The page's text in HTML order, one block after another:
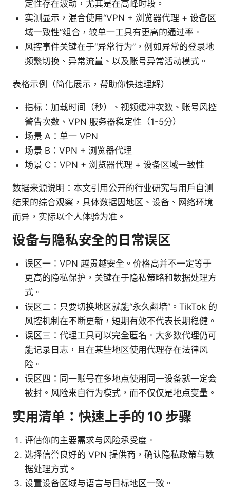
定性存在波动，尤其是在高峰时段。
实测显示，混合使用“VPN + 浏览器代理 + 设备区
域一致性”组合，较单一工具有更高的通过率。
风控事件关键在于“异常行为”，例如异常的登录地
频繁切换、异常流量、以及账号异常活动模式。
表格示例（简化展示，帮助你快速理解）
指标：加载时间（秒）、视频缓冲次数、账号风控
警告次数、VPN 服务器稳定性（1-5分）
场景 A：单一 VPN
场景 B：VPN + 浏览器代理
场景 C：VPN + 浏览器代理 + 设备区域一致性
数据来源说明：本文引用公开的行业研究与用户自测
结果的综合观察，具体数据因地区、设备、网络环境
而异，实际以个人体验为准。
设备与隐私安全的日常误区
误区一：VPN 越贵越安全。价格高并不一定等于
更高的隐私保护，关键在于隐私策略和数据处理方
式。
误区二：只要切换地区就能“永久翻墙”。TikTok 的
风控机制在不断更新，短期有效不代表长期稳健。
误区三：代理工具可以完全匿名。大多数代理仍可
能记录日志，且在某些地区使用代理存在法律风
险。
误区四：同一账号在多地点使用同一设备就一定会
被封。风险来自行为模式，而不仅仅是地点变量。
实用清单：快速上手的 10 步骤
评估你的主要需求与风险承受度。
选择信誉良好的 VPN 提供商，确认隐私政策与数
据处理方式。
设置设备区域与语言与目标地区一致。